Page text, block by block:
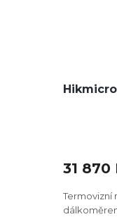
31 870
Termovizní